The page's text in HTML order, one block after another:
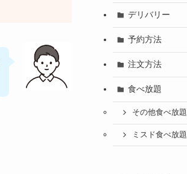
デリバリー
予約方法
注文方法
食べ放題
その他食べ放題
ミスド食べ放題